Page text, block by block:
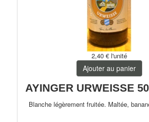
2,40 € l'unité
Ajouter au panier
AYINGER URWEISSE
Blanche légèrement fruitée. Maltée,